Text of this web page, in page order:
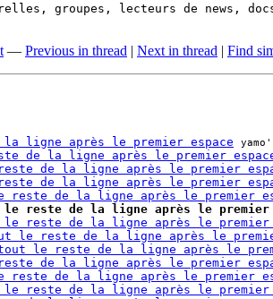
groupes, lecteurs de news,
— Previous in thread | Next in thread | Find
ligne après le premier espace
de la ligne après le premier
de la ligne après le premier
de la ligne après le premier
reste de la ligne après le premier
le reste de la ligne après le premier
le reste de la ligne après le premier
le reste de la ligne après le
tout le reste de la ligne après le
de la ligne après le premier
reste de la ligne après le premier
le reste de la ligne après le premier